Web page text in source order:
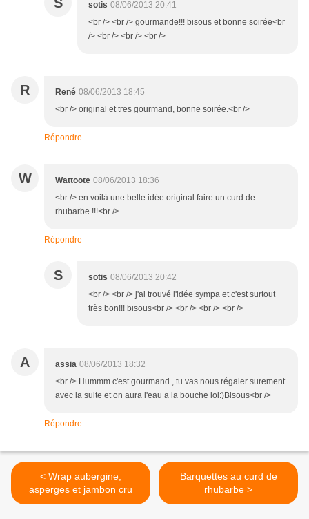
sotis 08/06/2013 20:41
<br /> <br /> gourmande!!! bisous et bonne soirée<br
/> <br /> <br /> <br />
R René 08/06/2013 18:45
<br /> original et tres gourmand, bonne soirée.<br />
Répondre
W Wattoote 08/06/2013 18:36
<br /> en voilà une belle idée original faire un curd de
rhubarbe !!!<br />
Répondre
S sotis 08/06/2013 20:42
<br /> <br /> j'ai trouvé l'idée sympa et c'est surtout
très bon!!! bisous<br /> <br /> <br /> <br />
A assia 08/06/2013 18:32
<br /> Hummm c'est gourmand , tu vas nous régaler surement
avec la suite et on aura l'eau a la bouche lol:)Bisous<br />
Répondre
< Wrap aubergine,
asperges et jambon cru
Barquettes au curd de
rhubarbe >